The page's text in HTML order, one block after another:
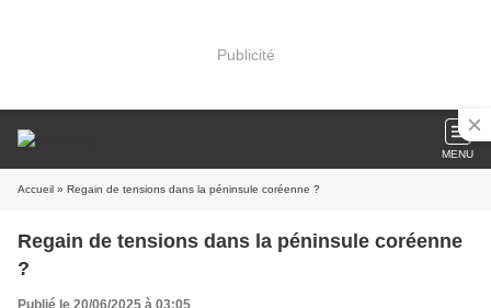
Publicité
MENU
Accueil » Regain de tensions dans la péninsule coréenne ?
Regain de tensions dans la péninsule coréenne
?
Publié le 20/06/2025 à 03:05